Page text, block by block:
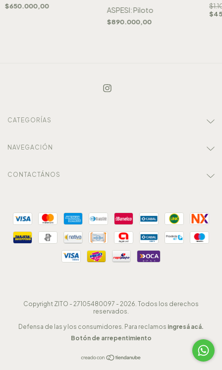
$650.000,00 ASPESI: Piloto
$890.000,00
CATEGORÍAS
NAVEGACIÓN
CONTACTÁNOS
Copyright ZITO - 27105480097 - 2026. Todos los derechos
reservados.
Defensa de las y los consumidores. Para reclamos ingresá acá.
Botón de arrepentimiento